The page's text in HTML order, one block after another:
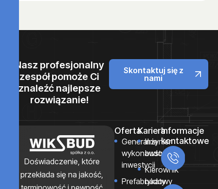
Nasz profesjonalny
zespół pomoże Ci
znaleźć najlepsze
rozwiązanie!
Skontaktuj się z
nami
Doświadczenie, które
przekłada się na jakość,
Oferta
Generalne
wykonawstwo
inwestycji
Prefabrykaty
Kariera
Inżynier
budowy
Kierownik
budowy
Informacje
kontaktowe